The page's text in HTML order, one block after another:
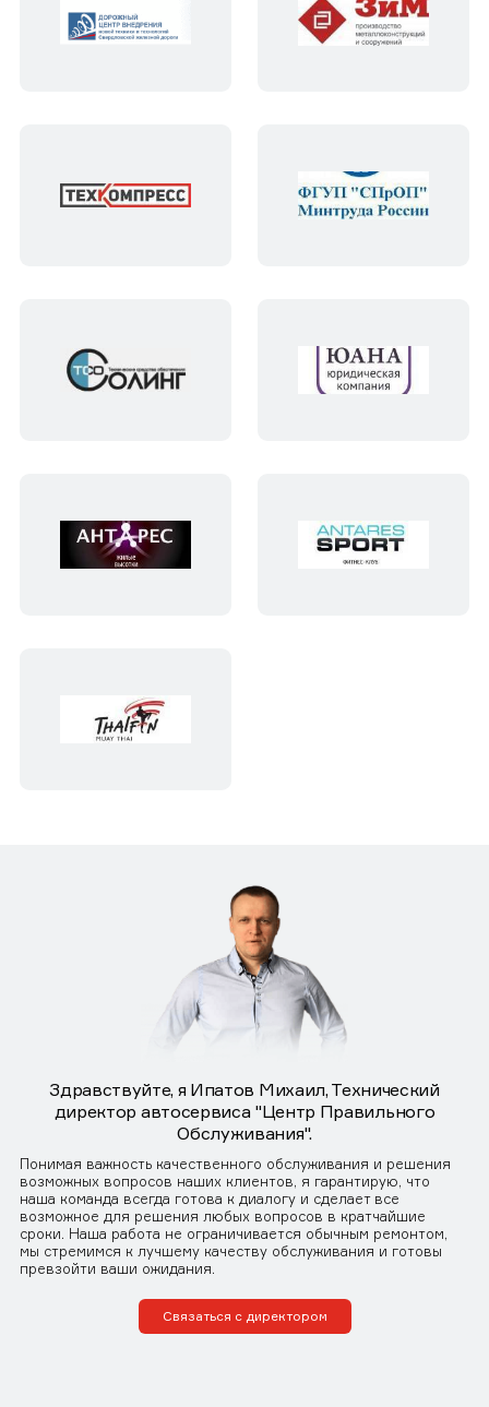
Здравствуйте, я Ипатов Михаил, Технический
директор автосервиса "Центр Правильного
Обслуживания".
Понимая важность качественного обслуживания и решения
возможных вопросов наших клиентов, я гарантирую, что
наша команда всегда готова к диалогу и сделает все
возможное для решения любых вопросов в кратчайшие
сроки. Наша работа не ограничивается обычным ремонтом,
мы стремимся к лучшему качеству обслуживания и готовы
превзойти ваши ожидания.
Связаться с директором